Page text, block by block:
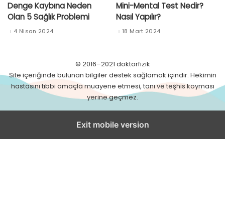
Denge Kaybına Neden
Olan 5 Sağlık Problemi
4 Nisan 2024
Mini-Mental Test Nedir?
Nasıl Yapılır?
18 Mart 2024
© 2016–2021 doktorfizik
Site içeriğinde bulunan bilgiler destek sağlamak içindir. Hekimin
hastasını tıbbi amaçla muayene etmesi, tanı ve teşhis koyması
yerine geçmez.
Exit mobile version